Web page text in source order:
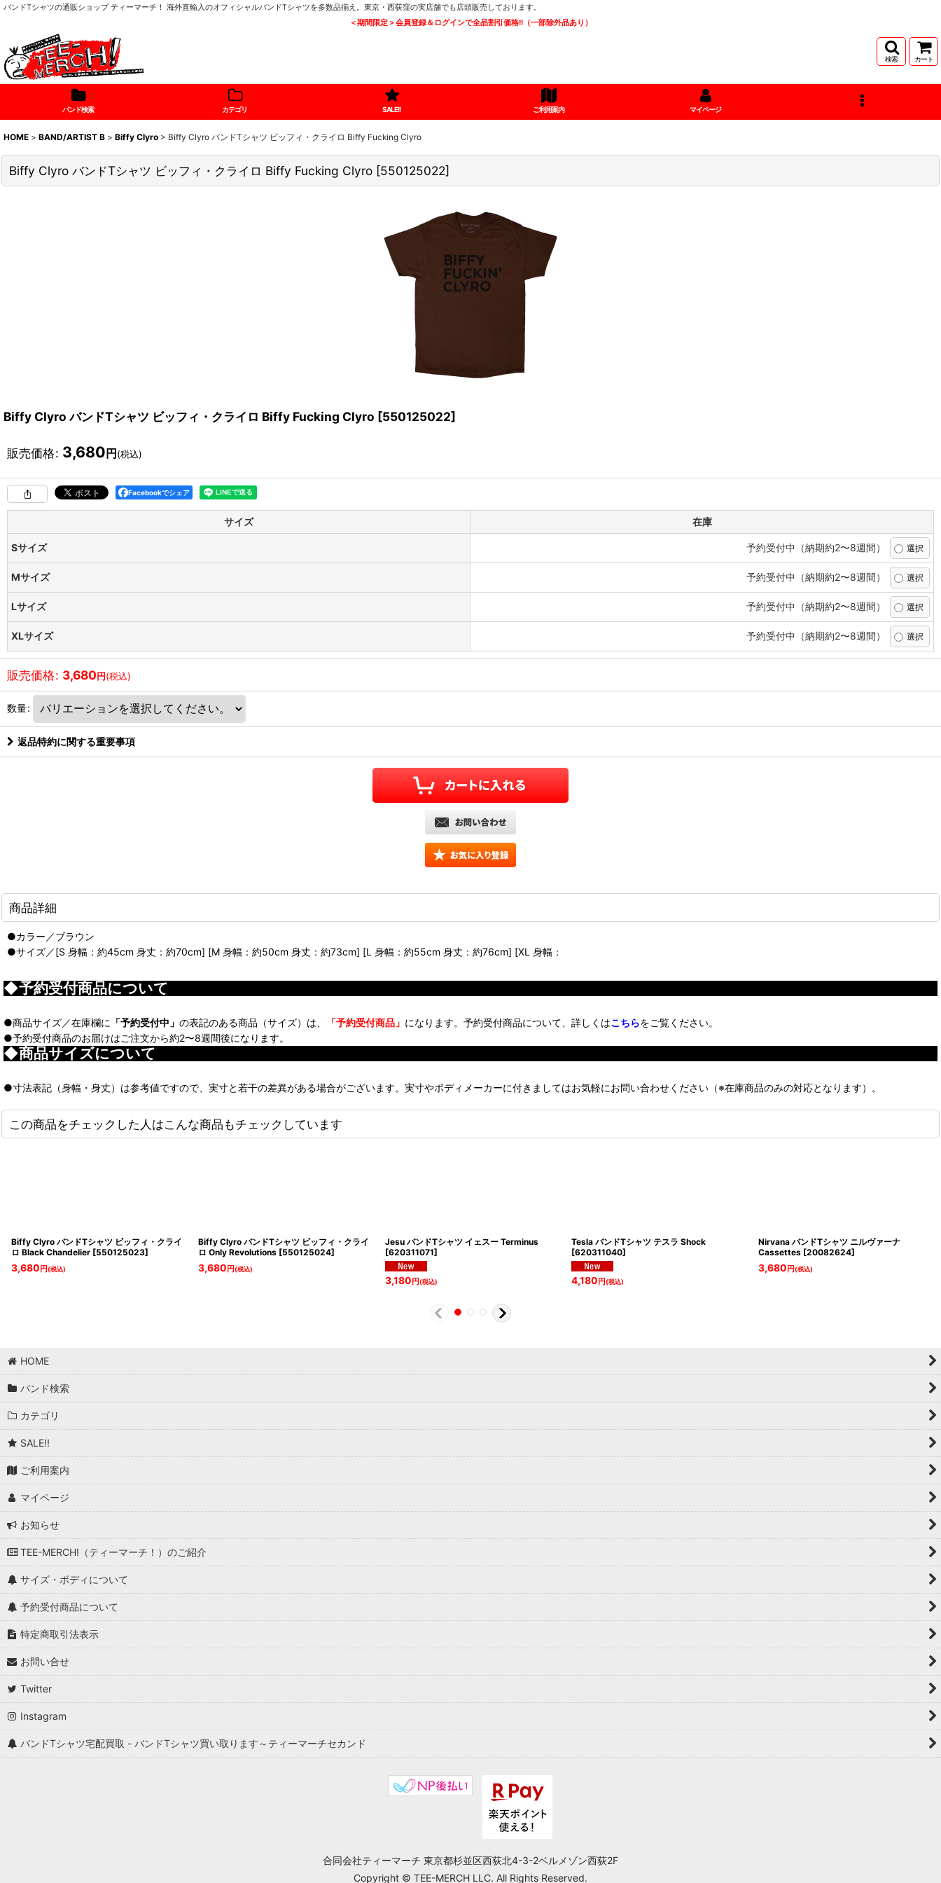
バンドTシャツの通販ショップ ティーマーチ！ 海外直輸入のオフィシャルバンドTシャツを多数品揃え。東京・西荻窪の実店舗でも店頭販売しております。
＜期間限定＞会員登録＆ログインで全品割引価格!!（一部除外品あり）
検索 カート
バンド検索 カテゴリ SALE!! ご利用案内 マイページ
HOME > BAND/ARTIST B > Biffy Clyro > Biffy Clyro バンドTシャツ ビッフィ・クライロ Biffy Fucking Clyro
Biffy Clyro バンドTシャツ ビッフィ・クライロ Biffy Fucking Clyro [550125022]
Biffy Clyro バンドTシャツ ビッフィ・クライロ Biffy Fucking Clyro [550125022]
販売価格: 3,680 円 (税込)
Facebookでシェア
サイズ 在庫
Sサイズ 予約受付中（納期約2〜8週間）
Mサイズ 予約受付中（納期約2〜8週間）
Lサイズ 予約受付中（納期約2〜8週間）
XLサイズ 予約受付中（納期約2〜8週間）
販売価格: 3,680円(税込)
数量:
返品特約に関する重要事項
商品詳細
●カラー／ブラウン
●サイズ／[S 身幅：約45cm 身丈：約70cm] [M 身幅：約50cm 身丈：約73cm] [L 身幅：約55cm 身丈：約76cm] [XL 身幅：
◆予約受付商品について
●商品サイズ／在庫欄に 「予約受付中」 の表記のある商品（サイズ）は、 「予約受付商品」 になります。予約受付商品について、詳しくはこちらをご覧ください。
●予約受付商品のお届けはご注文から約2〜8週間後になります。
◆商品サイズについて
●寸法表記（身幅・身丈）は参考値ですので、実寸と若干の差異がある場合がございます。実寸やボディメーカーに付きましてはお気軽にお問い合わせください（※在庫商品のみの対応となります）。
この商品をチェックした人はこんな商品もチェックしています
Biffy Clyro バンドTシャツ ビッフィ・クライ
ロ Black Chandelier [550125023]
3,680 円(税込)
Biffy Clyro バンドTシャツ ビッフィ・クライ
ロ Only Revolutions [550125024]
3,680 円(税込)
Jesu バンドTシャツ イェスー Terminus
[620311071]
3,180 円(税込)
Tesla バンドTシャツ テスラ Shock
[620311040]
4,180 円(税込)
Nirvana バンドTシャツ ニルヴァーナ
Cassettes [20082624]
3,680 円(税込)
HOME
バンド検索
カテゴリ
SALE!!
ご利用案内
マイページ
お知らせ
TEE-MERCH!（ティーマーチ！）のご紹介
サイズ・ボディについて
予約受付商品について
特定商取引法表示
お問い合せ
Twitter
Instagram
バンドTシャツ宅配買取 - バンドTシャツ買い取ります～ティーマーチセカンド
合同会社ティーマーチ 東京都杉並区西荻北4-3-2ベルメゾン西荻2F
Copyright © TEE-MERCH LLC. All Rights Reserved.